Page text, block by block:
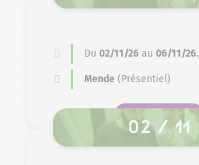
Du 02/11/26 au 06/11/26.
Mende (Présentiel)
02 / 11